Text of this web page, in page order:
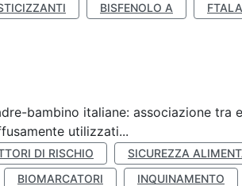
BISFENOLO A
bambino italiane: associazione tra
utilizzati...
DI RISCHIO
SICUREZZA
BIOMARCATORI
INQUINAMENTO